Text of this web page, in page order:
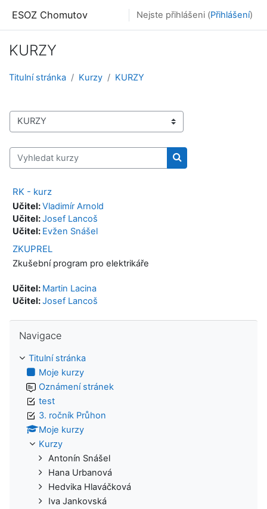
ESOZ Chomutov Nejste přihlášeni (Přihlášení)
KURZY
Titulní stránka Kurzy KURZY
Kategorie kurzů
Vyhledat kurzy
Vyhledat kurzy
RK - kurz
Učitel:Vladimír Arnold
Učitel:Josef Lancoš
Učitel: Evžen Snášel
ZKUPREL
Zkušební program pro elektrikáře
Učitel: Martin Lacina
Učitel:Josef Lancoš
Navigace
Titulní stránka
Moje kurzy
Oznámení stránek
test
3. ročník Průhon
Moje kurzy
Kurzy
Antonín Snášel
Hana Urbanová
Hedvika Hlaváčková
Iva Jankovská